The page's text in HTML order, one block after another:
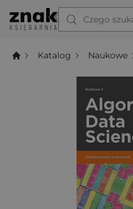
Czego
Katalog Naukowe